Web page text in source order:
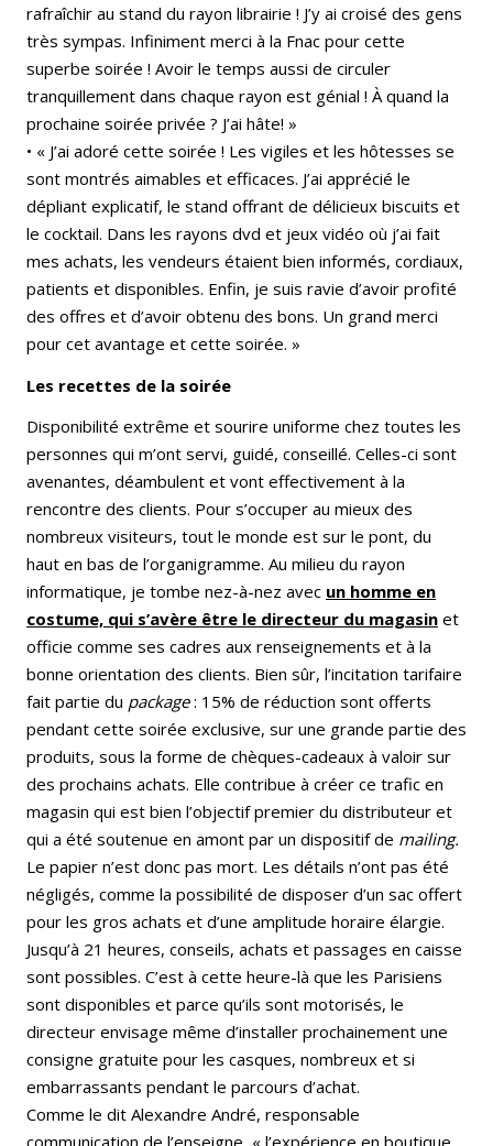
rafraîchir au stand du rayon librairie ! J’y ai croisé des gens
très sympas. Infiniment merci à la Fnac pour cette
superbe soirée ! Avoir le temps aussi de circuler
tranquillement dans chaque rayon est génial ! À quand la
prochaine soirée privée ? J’ai hâte! »
• « J’ai adoré cette soirée ! Les vigiles et les hôtesses se
sont montrés aimables et efficaces. J’ai apprécié le
dépliant explicatif, le stand offrant de délicieux biscuits et
le cocktail. Dans les rayons dvd et jeux vidéo où j’ai fait
mes achats, les vendeurs étaient bien informés, cordiaux,
patients et disponibles. Enfin, je suis ravie d’avoir profité
des offres et d’avoir obtenu des bons. Un grand merci
pour cet avantage et cette soirée. »
Les recettes de la soirée
Disponibilité extrême et sourire uniforme chez toutes les
personnes qui m’ont servi, guidé, conseillé. Celles-ci sont
avenantes, déambulent et vont effectivement à la
rencontre des clients. Pour s’occuper au mieux des
nombreux visiteurs, tout le monde est sur le pont, du
haut en bas de l’organigramme. Au milieu du rayon
informatique, je tombe nez-à-nez avec un homme en
costume, qui s’avère être le directeur du magasin et
officie comme ses cadres aux renseignements et à la
bonne orientation des clients. Bien sûr, l’incitation tarifaire
fait partie du package: 15% de réduction sont offerts
pendant cette soirée exclusive, sur une grande partie des
produits, sous la forme de chèques-cadeaux à valoir sur
des prochains achats. Elle contribue à créer ce trafic en
magasin qui est bien l’objectif premier du distributeur et
qui a été soutenue en amont par un dispositif de mailing.
Le papier n’est donc pas mort. Les détails n’ont pas été
négligés, comme la possibilité de disposer d’un sac offert
pour les gros achats et d’une amplitude horaire élargie.
Jusqu’à 21 heures, conseils, achats et passages en caisse
sont possibles. C’est à cette heure-là que les Parisiens
sont disponibles et parce qu’ils sont motorisés, le
directeur envisage même d’installer prochainement une
consigne gratuite pour les casques, nombreux et si
embarrassants pendant le parcours d’achat.
Comme le dit Alexandre André, responsable
communication de l’enseigne, « l’expérience en boutique